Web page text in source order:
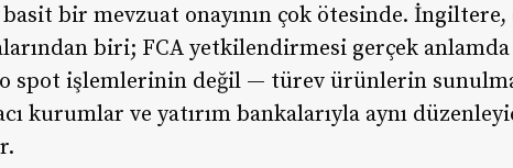
bir mevzuat onayının çok ötesinde. İngiltere,
biri; FCA yetkilendirmesi gerçek anlamda
spot işlemlerinin değil — türev ürünlerin
kurumlar ve yatırım bankalarıyla aynı